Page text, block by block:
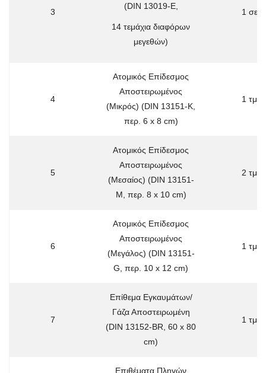
3
(DIN 13019-E,
14 τεμάχια διαφόρων
μεγεθών)
1 σετ
4
Ατομικός Επίδεσμος
Αποστειρωμένος
(Μικρός) (DIN 13151-K,
περ. 6 x 8 cm)
1 τμχ
5
Ατομικός Επίδεσμος
Αποστειρωμένος
(Μεσαίος) (DIN 13151-
M, περ. 8 x 10 cm)
2 τμχ
6
Ατομικός Επίδεσμος
Αποστειρωμένος
(Μεγάλος) (DIN 13151-
G, περ. 10 x 12 cm)
1 τμχ
7
Επίθεμα Εγκαυμάτων/
Γάζα Αποστειρωμένη
(DIN 13152-BR, 60 x 80
cm)
1 τμχ
Επιθέματα Πληγών